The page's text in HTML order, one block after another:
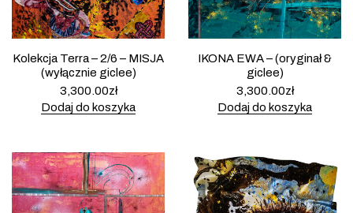
Kolekcja Terra – 2/6 – MISJA
(wyłącznie giclee)
3,300.00zł
Dodaj do koszyka
IKONA EWA – (oryginał &
giclee)
3,300.00zł
Dodaj do koszyka